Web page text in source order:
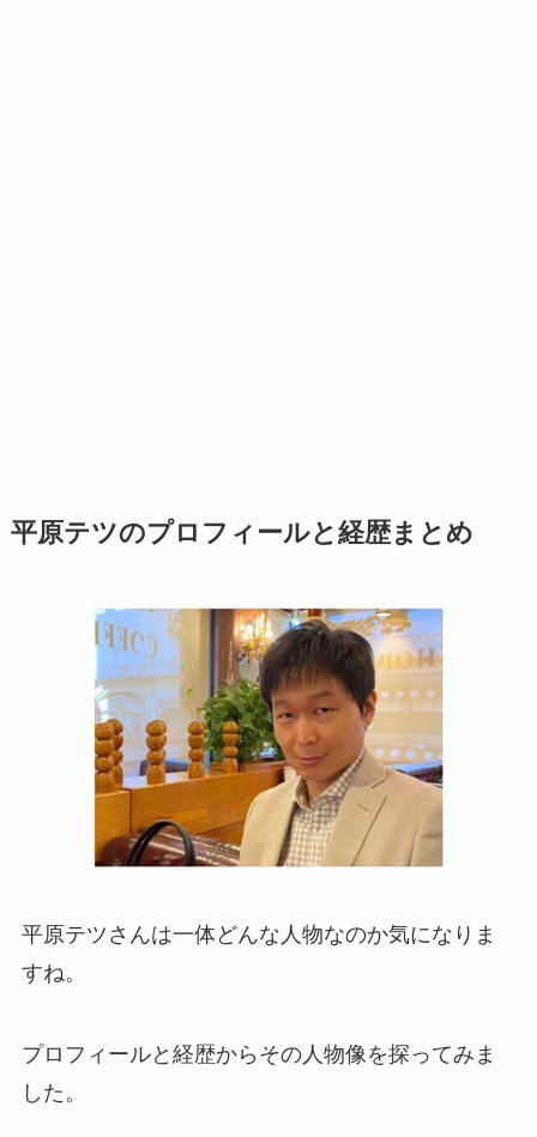
平原テツのプロフィールと経歴まとめ
平原テツさんは一体どんな人物なのか気になりま
すね。
プロフィールと経歴からその人物像を探ってみま
した。